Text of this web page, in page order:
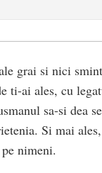
grai si nici
ti-ai ales, cu
sa-si dea
Si mai
nimeni.